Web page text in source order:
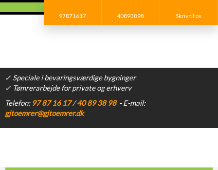
✓ Speciale i bevaringsværdige bygninger
✓ Tømrerarbejde for private og erhverv
​Telefon: 97 87 16 17​/40 89 38 98- E-mail:
gjtoemrer@gjtoemrer.dk
97871617 40893898 Skriv til os​